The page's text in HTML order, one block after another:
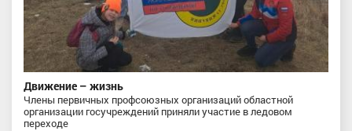
Движение – жизнь
Члены первичных профсоюзных организаций областной
организации госучреждений приняли участие в ледовом
переходе